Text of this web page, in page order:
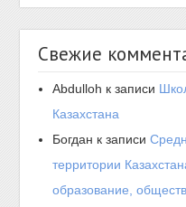
Свежие
Abdulloh к записи
Казахстана
Богдан к записи
территории
образование,